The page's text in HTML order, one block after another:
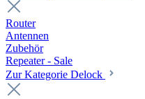
Router
Antennen
Zubehör
Repeater - Sale
Zur Kategorie Delock